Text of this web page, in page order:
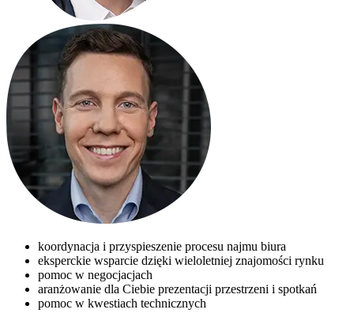
koordynacja i przyspieszenie procesu najmu biura
eksperckie wsparcie dzięki wieloletniej znajomości rynku
pomoc w negocjacjach
aranżowanie dla Ciebie prezentacji przestrzeni i spotkań
pomoc w kwestiach technicznych